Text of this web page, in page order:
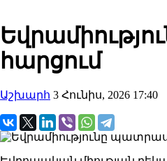
հարցում
Աշխարհ 3 Հունիս, 2026 17:40